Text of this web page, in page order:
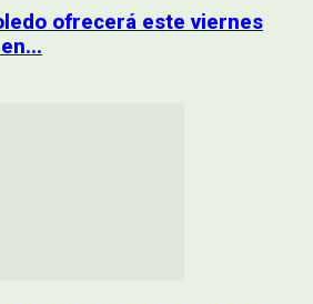
ofrecerá este viernes